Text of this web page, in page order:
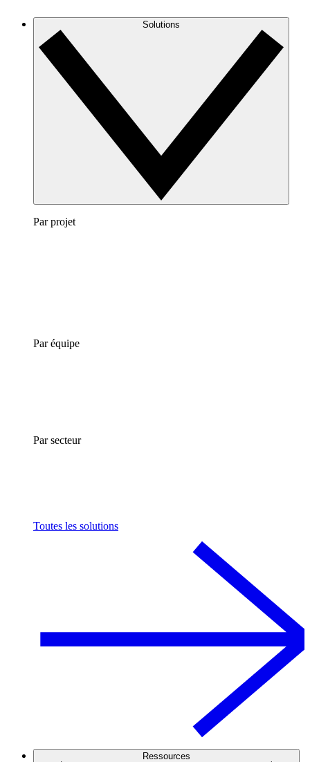
Solutions
Par projet
Par équipe
Par secteur
Toutes les solutions
Ressources